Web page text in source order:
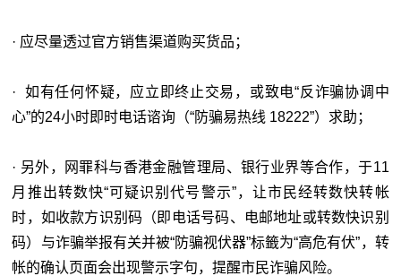
· 应尽量透过官方销售渠道购买货品；
· 如有任何怀疑，应立即终止交易，或致电“反诈骗协调中
心”的24小时即时电话谘询（“防骗易热线 18222”）求助；
· 另外，网罪科与香港金融管理局、银行业界等合作，于11
月推出转数快“可疑识别代号警示”，让市民经转数快转帐
时，如收款方识别码（即电话号码、电邮地址或转数快识别
码）与诈骗举报有关并被“防骗视伏器”标籤为“高危有伏”，转
帐的确认页面会出现警示字句，提醒市民诈骗风险。